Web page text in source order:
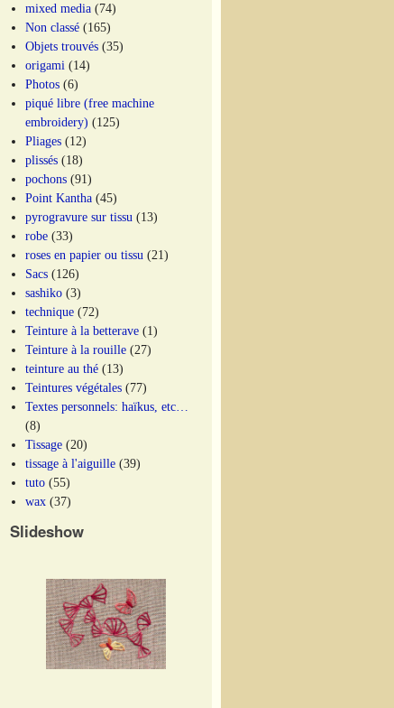
mixed media (74)
Non classé (165)
Objets trouvés (35)
origami (14)
Photos (6)
piqué libre (free machine
embroidery) (125)
Pliages (12)
plissés (18)
pochons (91)
Point Kantha (45)
pyrogravure sur tissu (13)
robe (33)
roses en papier ou tissu (21)
Sacs (126)
sashiko (3)
technique (72)
Teinture à la betterave (1)
Teinture à la rouille (27)
teinture au thé (13)
Teintures végétales (77)
Textes personnels: haïkus, etc…
(8)
Tissage (20)
tissage à l'aiguille (39)
tuto (55)
wax (37)
Slideshow